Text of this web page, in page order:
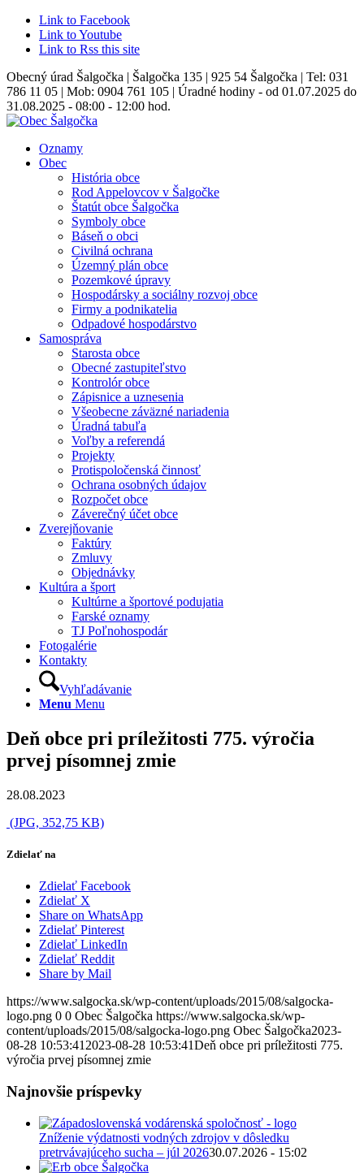
Link to Facebook
Link to Youtube
Link to Rss this site
Obecný úrad Šalgočka | Šalgočka 135 | 925 54 Šalgočka | Tel: 031
786 11 05 | Mob: 0904 761 105 | Úradné hodiny - od 01.07.2025 do
31.08.2025 - 08:00 - 12:00 hod.
Oznamy
Obec
História obce
Rod Appelovcov v Šalgočke
Štatút obce Šalgočka
Symboly obce
Báseň o obci
Civilná ochrana
Územný plán obce
Pozemkové úpravy
Hospodársky a sociálny rozvoj obce
Firmy a podnikatelia
Odpadové hospodárstvo
Samospráva
Starosta obce
Obecné zastupiteľstvo
Kontrolór obce
Zápisnice a uznesenia
Všeobecne záväzné nariadenia
Úradná tabuľa
Voľby a referendá
Projekty
Protispoločenská činnosť
Ochrana osobných údajov
Rozpočet obce
Záverečný účet obce
Zverejňovanie
Faktúry
Zmluvy
Objednávky
Kultúra a šport
Kultúrne a športové podujatia
Farské oznamy
TJ Poľnohospodár
Fotogalérie
Kontakty
Vyhľadávanie
Menu Menu
Deň obce pri príležitosti 775. výročia
prvej písomnej zmie
28.08.2023
(JPG, 352,75 KB)
Zdielať na
Zdielať Facebook
Zdielať X
Share on WhatsApp
Zdielať Pinterest
Zdielať LinkedIn
Zdielať Reddit
Share by Mail
https://www.salgocka.sk/wp-content/uploads/2015/08/salgocka-
logo.png 0 0 Obec Šalgočka https://www.salgocka.sk/wp-
content/uploads/2015/08/salgocka-logo.png Obec Šalgočka2023-
08-28 10:53:41 2023-08-28 10:53:41Deň obce pri príležitosti 775.
výročia prvej písomnej zmie
Najnovšie príspevky
Zníženie výdatnosti vodných zdrojov v dôsledku
pretrvávajúceho sucha – júl 202630.07.2026 - 15:02